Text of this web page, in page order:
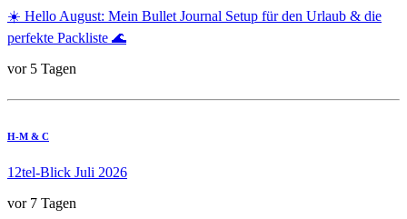
☀️ Hello August: Mein Bullet Journal Setup für den Urlaub & die
perfekte Packliste 🌊
vor 5 Tagen
H-M & C
12tel-Blick Juli 2026
vor 7 Tagen